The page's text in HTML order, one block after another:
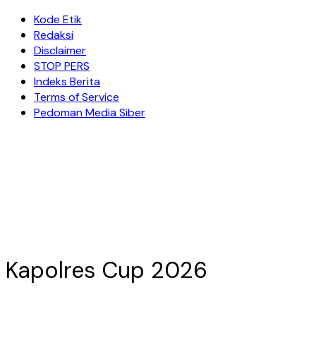
Kode Etik
Redaksi
Disclaimer
STOP PERS
Indeks Berita
Terms of Service
Pedoman Media Siber
Kapolres Cup 2026